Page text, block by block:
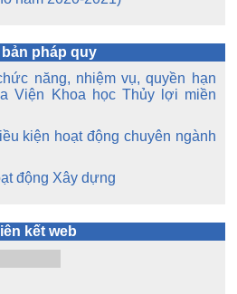
bản pháp quy
năng, nhiệm vụ, quyền hạn
Viện Khoa học Thủy lợi miền
kiện hoạt động chuyên ngành
động Xây dựng
kết web